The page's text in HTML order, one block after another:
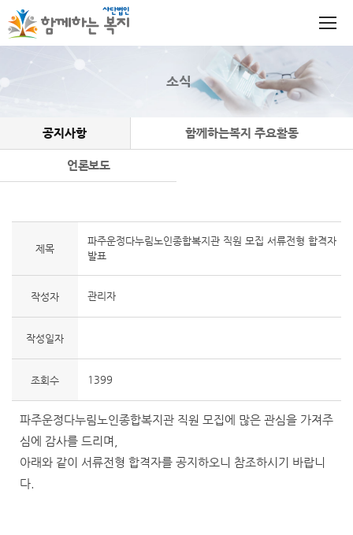
소식
공지사항 함께하는복지 주요활동
언론보도
제목
파주운정다누림노인종합복지관 직원 모집 서류전형 합격자
발표
작성자 관리자
작성일자
조회수 1399
파주운정다누림노인종합복지관 직원 모집에 많은 관심을 가져주
심에 감사를 드리며,
아래와 같이 서류전형 합격자를 공지하오니 참조하시기 바랍니
다.